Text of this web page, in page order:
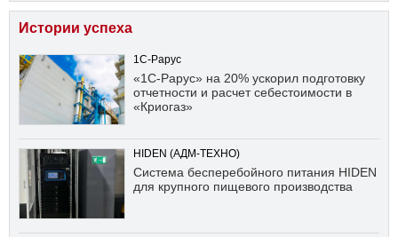
Истории успеха
1С-Рарус
«1С-Рарус» на 20% ускорил подготовку
отчетности и расчет себестоимости в
«Криогаз»
HIDEN (АДМ-ТЕХНО)
Система бесперебойного питания HIDEN
для крупного пищевого производства